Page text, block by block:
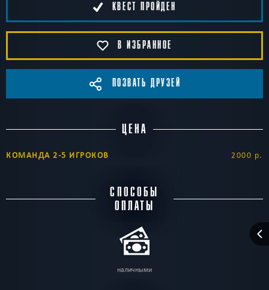
КВЕСТ ПРОЙДЕН
В ИЗБРАННОЕ
ПОЗВАТЬ ДРУЗЕЙ
ЦЕНА
КОМАНДА 2-5 ИГРОКОВ 2000 р.
СПОСОБЫ
ОПЛАТЫ
наличными